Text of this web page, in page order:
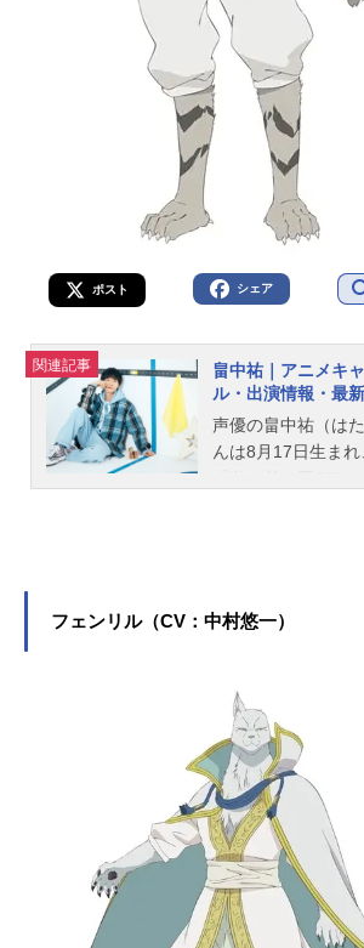
ポスト シェア
関連記事
畠中祐｜アニメキ
ル・出演情報・最
声優の畠中祐（は
んは8月17日生まれ
中祐さんのオスス
フェンリル（CV：中村悠一）